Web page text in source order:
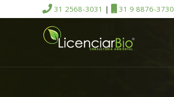
31 2568-3031 | 31 9 8876-3730